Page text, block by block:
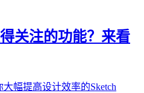
关注的功能？来看
幅提高设计效率的Sketch